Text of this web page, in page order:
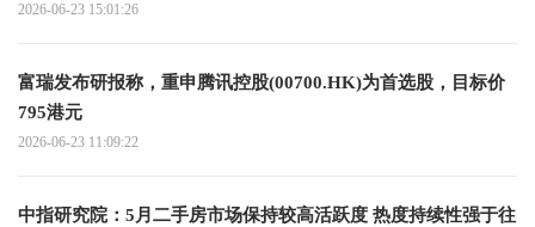
2026-06-23 15:01:26
富瑞发布研报称，重申腾讯控股(00700.HK)为首选股，目标价
795港元
2026-06-23 11:09:22
中指研究院：5月二手房市场保持较高活跃度 热度持续性强于往